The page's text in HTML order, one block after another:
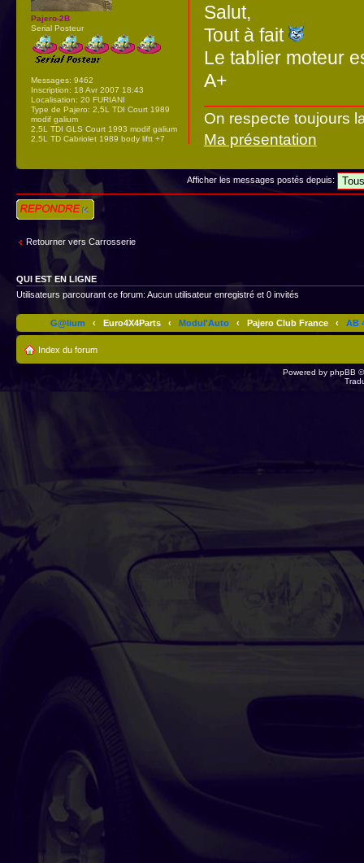
Salut,
Tout à fait
Le tablier moteur
A+
On respecte toujours
Ma présentation
Pajero-2B
Serial Posteur
Messages: 9462
Inscription: 18 Avr 2007 18:43
Localisation: 20 FURIANI
Type de Pajero: 2,5L TDI Court 1989
modif galium
2,5L TDI GLS Court 1993 modif galium
2,5L TD Cabriolet 1989 body liftt +7
Afficher les messages postés depuis:
Répondre
Retourner vers Carrosserie
QUI EST EN LIGNE
Utilisateurs parcourant ce forum: Aucun utilisateur enregistré et 0 invités
G@lium ‹ Euro4X4Parts ‹ Modul'Auto ‹ Pajero Club France ‹ AB
Index du forum
Powered by phpBB